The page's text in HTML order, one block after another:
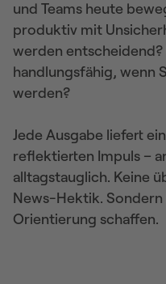
und Teams heute
produktiv mit
werden
handlungsfähig, wenn
werden?
Jede Ausgabe liefert
reflektierten Impuls –
alltagstauglich. Keine
News-Hektik.
Orientierung schaffen.